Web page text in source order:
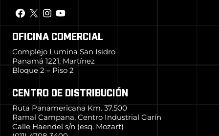
OFICINA COMERCIAL
Complejo Lumina San Isidro
Panamá 1221, Martínez
Bloque 2 – Piso 2
CENTRO DE DISTRIBUCIÓN
Ruta Panamericana Km. 37.500
Ramal Campana, Centro Industrial Garín
Calle Haendel s/n (esq. Mozart)